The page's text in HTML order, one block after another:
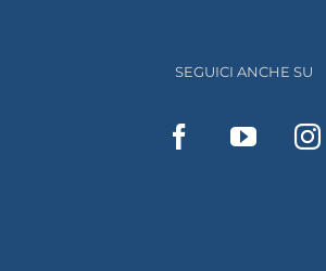
SEGUICI ANCHE SU